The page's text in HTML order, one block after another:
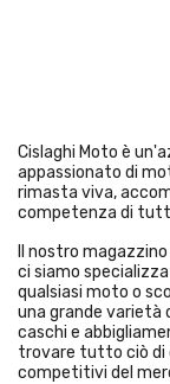
Cislaghi Moto è
appassionato di
rimasta viva,
competenza di
Il nostro
ci siamo
qualsiasi moto o
una grande varietà
caschi e
trovare tutto ciò di
competitivi del